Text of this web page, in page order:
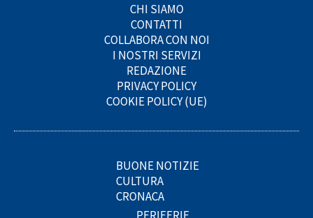
CHI SIAMO
CONTATTI
COLLABORA CON NOI
I NOSTRI SERVIZI
REDAZIONE
PRIVACY POLICY
COOKIE POLICY (UE)
BUONE NOTIZIE
CULTURA
CRONACA
PERIFERIE